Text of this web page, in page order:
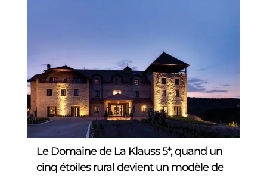
Le Domaine de La Klauss 5*, quand un
cinq étoiles rural devient un modèle de